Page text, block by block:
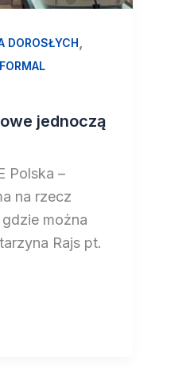
DOROSŁYCH
jednoczą
Polska –
na rzecz
można
Rajs pt.